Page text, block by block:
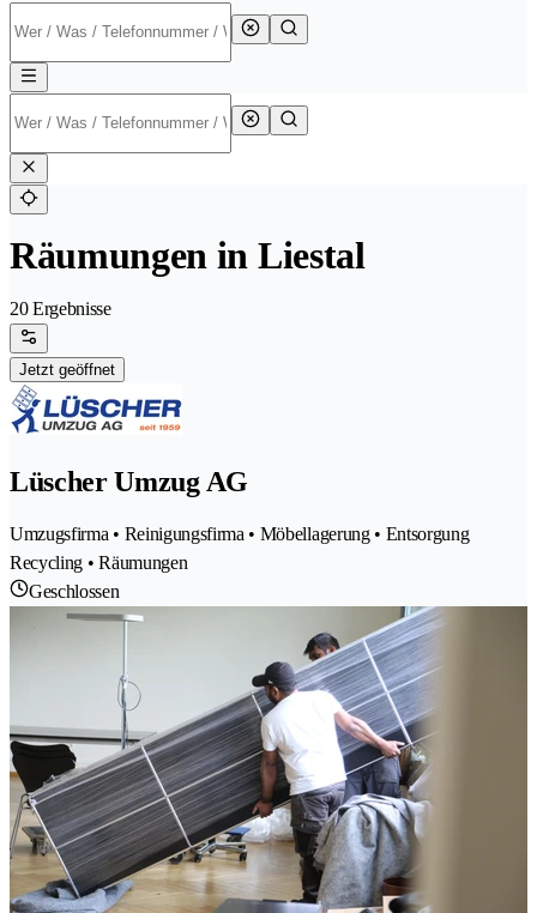
Räumungen in Liestal
20 Ergebnisse
Jetzt geöffnet
Lüscher Umzug AG
Umzugsfirma • Reinigungsfirma • Möbellagerung • Entsorgung
Recycling • Räumungen
Geschlossen